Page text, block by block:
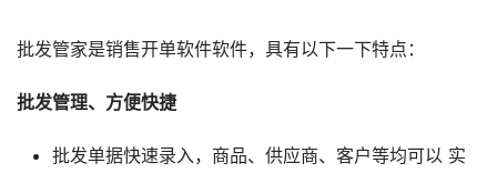
批发管家是销售开单软件软件，具有以下一下特点：
批发管理、方便快捷
批发单据快速录入，商品、供应商、客户等均可以 实